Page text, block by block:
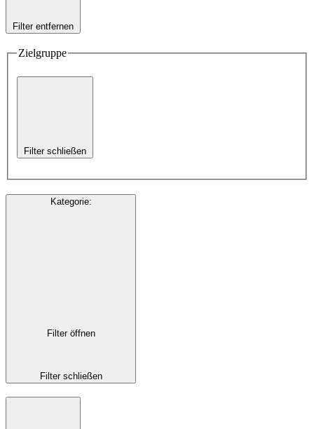
Filter entfernen
Zielgruppe
Filter schließen
Kategorie:
Filter öffnen
Filter schließen